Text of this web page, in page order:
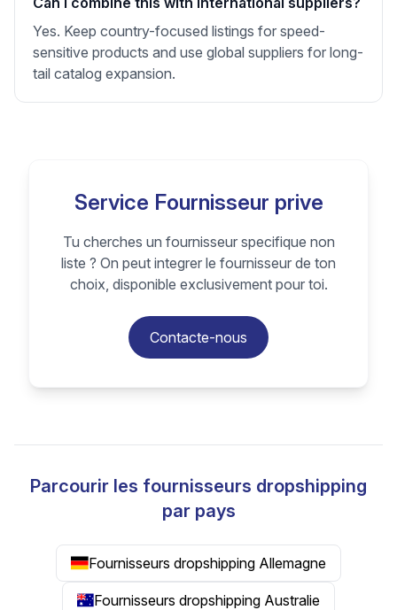
Yes. Keep country-focused listings for speed-
sensitive products and use global suppliers for long-
tail catalog expansion.
Service Fournisseur prive
Tu cherches un fournisseur specifique non
liste ? On peut integrer le fournisseur de ton
choix, disponible exclusivement pour toi.
Contacte-nous
Parcourir les fournisseurs dropshipping
par pays
Fournisseurs dropshipping Allemagne
Fournisseurs dropshipping Australie